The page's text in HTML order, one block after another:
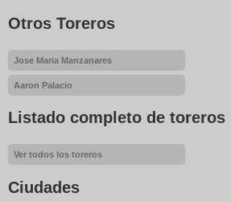
Otros Toreros
Jose Maria Manzanares
Aaron Palacio
Listado completo de toreros
Ver todos los toreros
Ciudades